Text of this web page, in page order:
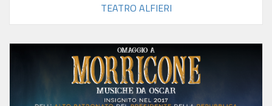
TEATRO ALFIERI